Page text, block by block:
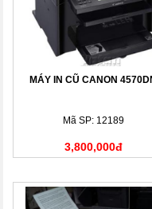
MÁY IN CŨ CANON
Mã SP: 12189
3,800,000đ